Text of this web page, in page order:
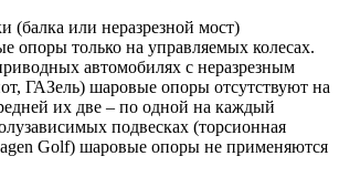
(балка или неразрезной мост)
опоры только на управляемых колесах.
автомобилях с неразрезным
ГАЗель) шаровые опоры отсутствуют на
их две – по одной на каждый
подвесках (торсионная
Golf) шаровые опоры не применяются